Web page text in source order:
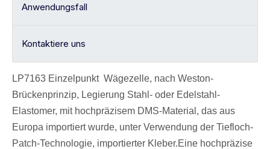
Anwendungsfall
Kontaktiere uns
LP7163 Einzelpunkt Wägezelle, nach Weston-
Brückenprinzip, Legierung Stahl- oder Edelstahl-
Elastomer, mit hochpräzisem DMS-Material, das aus
Europa importiert wurde, unter Verwendung der Tiefloch-
Patch-Technologie, importierter Kleber.Eine hochpräzise